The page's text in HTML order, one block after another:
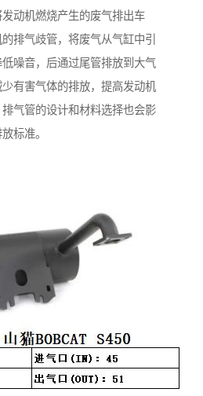
动机燃烧产生的废气排出车
排气歧管，将废气从气缸中引
噪音，后通过尾管排放到大气
有害气体的排放，提高发动机
气管的设计和材料选择也会影
标准。